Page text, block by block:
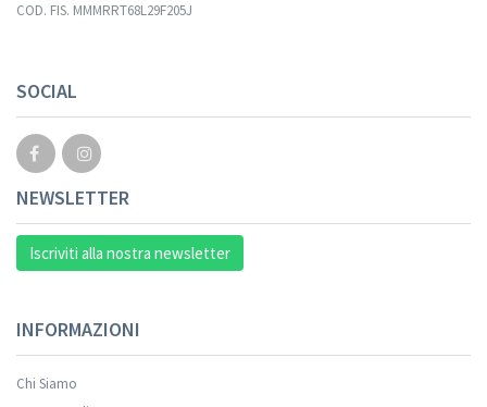
COD. FIS. MMMRRT68L29F205J
SOCIAL
NEWSLETTER
Iscriviti alla nostra newsletter
INFORMAZIONI
Chi Siamo